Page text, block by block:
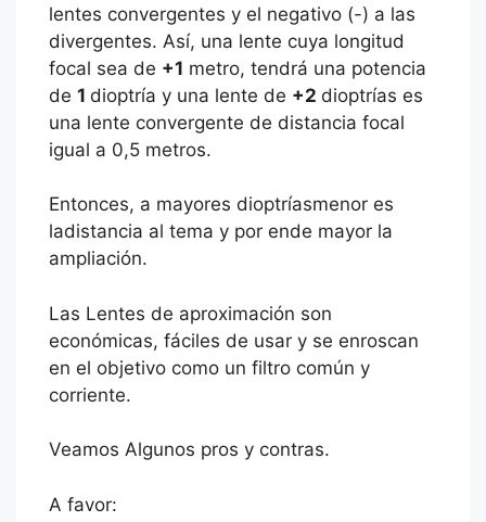
lentes convergentes y el negativo (-) a las
divergentes. Así, una lente cuya longitud
focal sea de +1 metro, tendrá una potencia
de 1 dioptría y una lente de +2 dioptrías es
una lente convergente de distancia focal
igual a 0,5 metros.
Entonces, a mayores dioptríasmenor es
ladistancia al tema y por ende mayor la
ampliación.
Las Lentes de aproximación son
económicas, fáciles de usar y se enroscan
en el objetivo como un filtro común y
corriente.
Veamos Algunos pros y contras.
A favor: